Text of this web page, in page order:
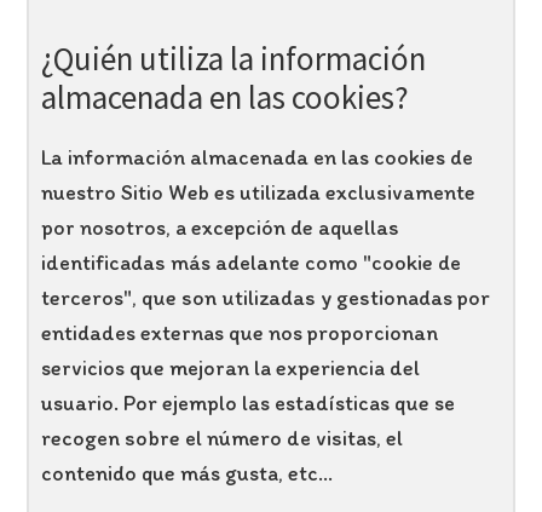
¿Quién utiliza la información
almacenada en las cookies?
La información almacenada en las cookies de
nuestro Sitio Web es utilizada exclusivamente
por nosotros, a excepción de aquellas
identificadas más adelante como "cookie de
terceros", que son utilizadas y gestionadas por
entidades externas que nos proporcionan
servicios que mejoran la experiencia del
usuario. Por ejemplo las estadísticas que se
recogen sobre el número de visitas, el
contenido que más gusta, etc...